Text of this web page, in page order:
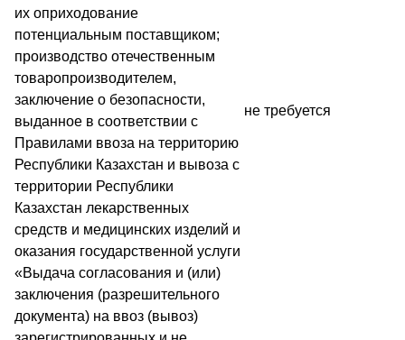
их оприходование
потенциальным поставщиком;
производство отечественным
товаропроизводителем,
заключение о безопасности,
выданное в соответствии с
Правилами ввоза на территорию
Республики Казахстан и вывоза с
территории Республики
Казахстан лекарственных
средств и медицинских изделий и
оказания государственной услуги
«Выдача согласования и (или)
заключения (разрешительного
документа) на ввоз (вывоз)
не требуется